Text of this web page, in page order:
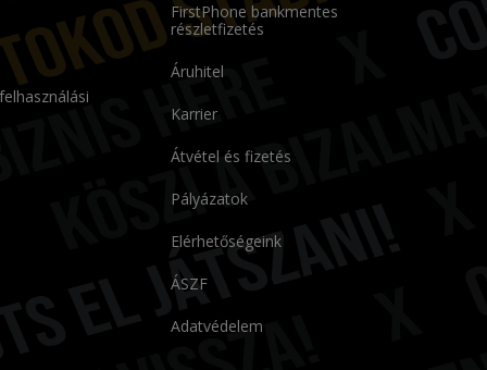
FirstPhone bankmentes
részletfizetés
Áruhitel
Karrier
Átvétel és fizetés
Pályázatok
Elérhetőségeink
ÁSZF
Adatvédelem